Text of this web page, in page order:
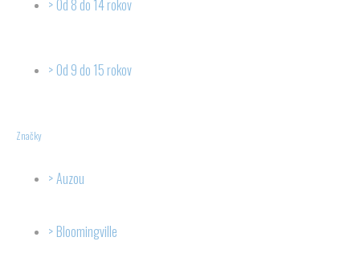
Od 8 do 14 rokov
Od 9 do 15 rokov
Značky
Auzou
Bloomingville